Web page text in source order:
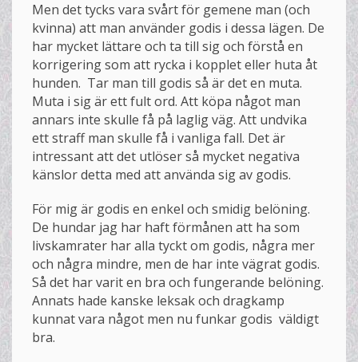
Men det tycks vara svårt för gemene man (och
kvinna) att man använder godis i dessa lägen. De
har mycket lättare och ta till sig och förstå en
korrigering som att rycka i kopplet eller huta åt
hunden. Tar man till godis så är det en muta.
Muta i sig är ett fult ord. Att köpa något man
annars inte skulle få på laglig väg. Att undvika
ett straff man skulle få i vanliga fall. Det är
intressant att det utlöser så mycket negativa
känslor detta med att använda sig av godis.
För mig är godis en enkel och smidig belöning.
De hundar jag har haft förmånen att ha som
livskamrater har alla tyckt om godis, några mer
och några mindre, men de har inte vägrat godis.
Så det har varit en bra och fungerande belöning.
Annats hade kanske leksak och dragkamp
kunnat vara något men nu funkar godis väldigt
bra.